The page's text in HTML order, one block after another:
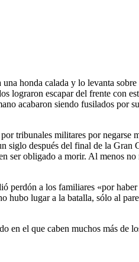
honda calada y lo levanta sobre
lograron escapar del frente con
acabaron siendo fusilados por
tribunales militares por negarse
siglo después del final de la Gran
ser obligado a morir. Al menos no
perdón a los familiares «por haber
hubo lugar a la batalla, sólo al
en el que caben muchos más de